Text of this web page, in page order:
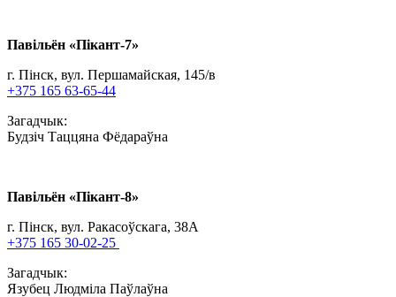
Павільён «Пiкант-7»
г. Пінск, вул. Першамайская, 145/в
+375 165 63-65-44
Загадчык:
Будзіч Таццяна Фёдараўна
Павільён «Пiкант-8»
г. Пінск, вул. Ракасоўскага, 38А
+375 165 30-02-25
Загадчык:
Язубец Людміла Паўлаўна